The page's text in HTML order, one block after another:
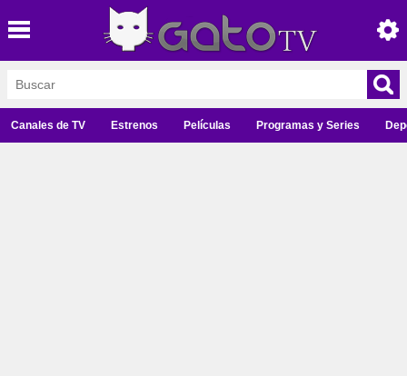
Canales de TV Estrenos Películas Programas y Series